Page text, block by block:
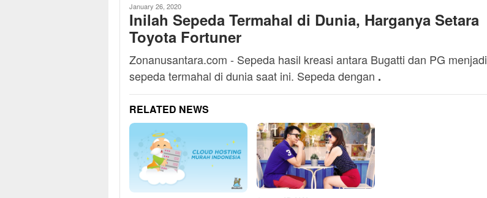
January 26, 2020
Inilah Sepeda Termahal di Dunia, Harganya Setara
Toyota Fortuner
Zonanusantara.com - Sepeda hasil kreasi antara Bugatti dan PG menjadi
sepeda termahal di dunia saat ini. Sepeda dengan .
RELATED NEWS